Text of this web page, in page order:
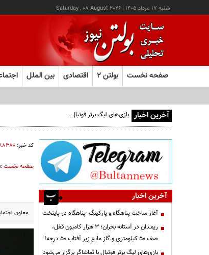
شنبه ۱۷ مرداد ۱۴۰۵ |
Saturday , 08 August 2026
صفحه نخست بولتن ۲ اقتصادی بین الملل
آخرین اخبار بازی‌های لیگ برتر فوتبال با تماشاگر برگزار می‌شود
کد خبر:
صفحه نخست
معاون
آخرین اخبار
آغاز ساخت پناهگاه و پارکینگ -پناهگاه در پایتخت
ریمـدان در آستانه بحران؛ ۳ هزار کامیون قفل،
صف ۵۰ کیلومتری و گاز مایع زیر آفتاب ۵۰ درجه!
بازی‌های لیگ برتر فوتبال با تماشاگر برگزار می‌شود